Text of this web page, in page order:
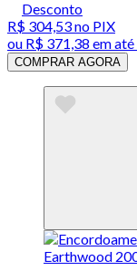
Desconto
R$ 304,53no PIX
ou R$ 371,38 em até
COMPRAR AGORA